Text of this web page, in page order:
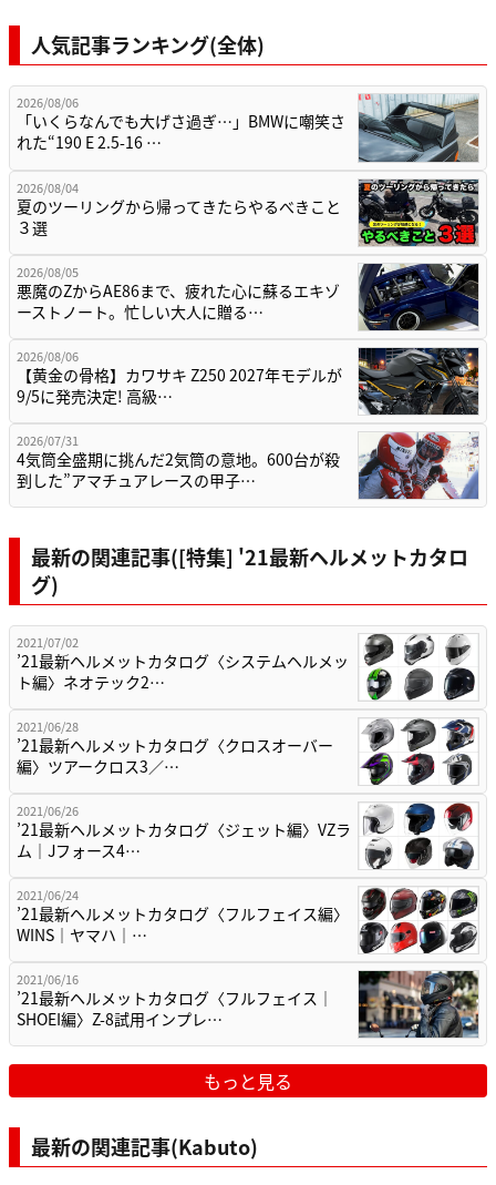
人気記事ランキング(全体)
2026/08/06
「いくらなんでも大げさ過ぎ…」BMWに嘲笑さ
れた“190 E 2.5-16 …
2026/08/04
夏のツーリングから帰ってきたらやるべきこと
３選
2026/08/05
悪魔のZからAE86まで、疲れた心に蘇るエキゾ
ーストノート。忙しい大人に贈る…
2026/08/06
【黄金の骨格】カワサキ Z250 2027年モデルが
9/5に発売決定! 高級…
2026/07/31
4気筒全盛期に挑んだ2気筒の意地。600台が殺
到した”アマチュアレースの甲子…
最新の関連記事([特集] '21最新ヘルメットカタロ
グ)
2021/07/02
’21最新ヘルメットカタログ〈システムヘルメッ
ト編〉ネオテック2…
2021/06/28
’21最新ヘルメットカタログ〈クロスオーバー
編〉ツアークロス3／…
2021/06/26
’21最新ヘルメットカタログ〈ジェット編〉VZラ
ム｜Jフォース4…
2021/06/24
’21最新ヘルメットカタログ〈フルフェイス編〉
WINS｜ヤマハ｜…
2021/06/16
’21最新ヘルメットカタログ〈フルフェイス｜
SHOEI編〉Z-8試用インプレ…
もっと見る
最新の関連記事(Kabuto)